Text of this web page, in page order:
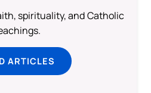
spirituality, and Catholic
ARTICLES